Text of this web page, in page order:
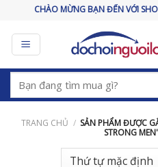
content
CHÀO MỪNG BẠN ĐẾN VỚI
Tìm
kiếm:
TRANG CHỦ / SẢN PHẨM ĐƯỢC
STRONG